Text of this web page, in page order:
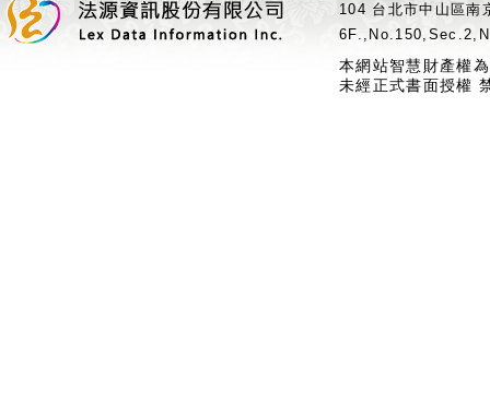
104 台北市中山區
本網站智慧財產權
未經正式書面授權